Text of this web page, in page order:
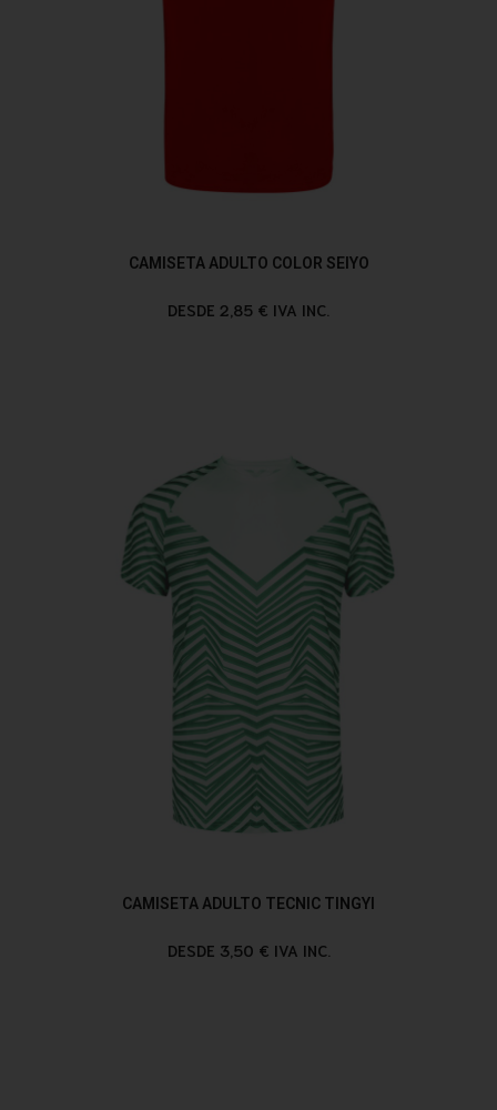
CAMISETA ADULTO COLOR SEIYO
DESDE 2,85 € IVA INC.
CAMISETA ADULTO TECNIC TINGYI
DESDE 3,50 € IVA INC.